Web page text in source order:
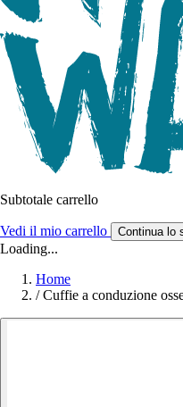
Subtotale carrello
Vedi il mio carrello Continua lo
Loading...
Home
/ Cuffie a conduzione